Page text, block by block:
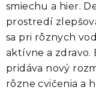
smiechu a hier.
prostredí
sa pri rôznych
aktívne a zdravo.
pridáva nový
rôzne cvičenia a